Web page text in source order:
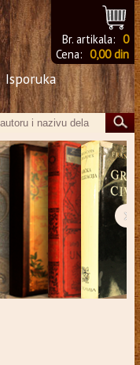
Br. artikala: 0
Cena: 0,00 din
Isporuka
›